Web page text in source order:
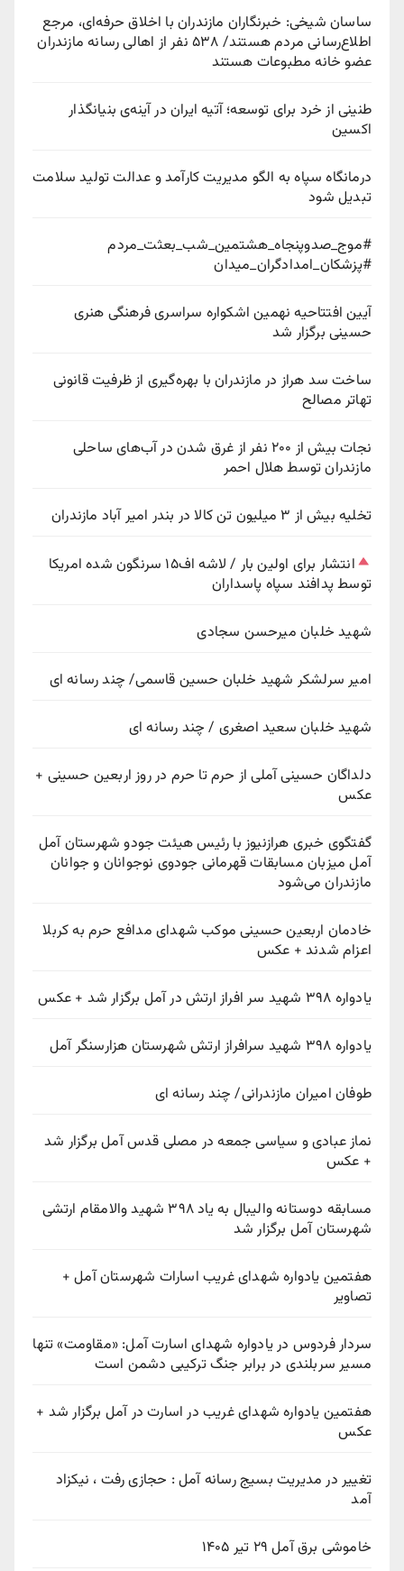
ساسان شیخی: خبرنگاران مازندران با اخلاق حرفه‌ای، مرجع
اطلاع‌رسانی مردم هستند/ ۵۳۸ نفر از اهالی رسانه مازندران
عضو خانه مطبوعات هستند
طنینی از خرد برای توسعه؛ آتیه ایران در آینه‌ی بنیانگذار
اکسین
درمانگاه سپاه به الگو مدیریت کارآمد و عدالت تولید سلامت
تبدیل شود
#موج_صدوپنجاه_هشتمین_شب_بعثت_مردم
#پزشکان_امدادگران_میدان
آیین افتتاحیه نهمین اشکواره سراسری فرهنگی هنری
حسینی برگزار شد
ساخت سد هراز در مازندران با بهره‌گیری از ظرفیت قانونی
تهاتر مصالح
نجات بیش از ۲۰۰ نفر از غرق شدن در آب‌های ساحلی
مازندران توسط هلال احمر
تخلیه بیش از ۳ میلیون تن کالا در بندر امیر آباد مازندران
انتشار برای اولین بار / لاشه اف۱۵ سرنگون شده امریکا
توسط پدافند سپاه پاسداران
شهید خلبان میرحسن سجادی
امیر سرلشکر شهید خلبان حسین قاسمی/ چند رسانه ای
شهید خلبان سعید اصغری / چند رسانه ای
دلداگان حسینی آملی از حرم تا حرم در روز اربعین حسینی +
عکس
گفتگوی خبری هرازنیوز با رئیس هیئت جودو شهرستان آمل
آمل میزبان مسابقات قهرمانی جودوی نوجوانان و جوانان
مازندران می‌شود
خادمان اربعین حسینی موکب شهدای مدافع حرم به کربلا
اعزام شدند + عکس
یادواره ۳۹۸ شهید سر افراز ارتش در آمل برگزار شد + عکس
یادواره ۳۹۸ شهید سرافراز ارتش شهرستان هزارسنگر آمل
طوفان امیران مازندرانی/ چند رسانه ای
نماز عبادی و سیاسی جمعه در مصلی قدس آمل برگزار شد
+ عکس
مسابقه دوستانه والیبال به یاد ۳۹۸ شهید والامقام ارتشی
شهرستان آمل برگزار شد
هفتمین یادواره شهدای غریب اسارات شهرستان آمل +
تصاویر
سردار فردوس در یادواره شهدای اسارت آمل: «مقاومت» تنها
مسیر سربلندی در برابر جنگ ترکیبی دشمن است
هفتمین یادواره شهدای غریب در اسارت در آمل برگزار شد +
عکس
تغییر در مدیریت بسیج رسانه آمل : حجازی رفت ، نیکزاد
آمد
خاموشی برق آمل ۲۹ تیر ۱۴۰۵